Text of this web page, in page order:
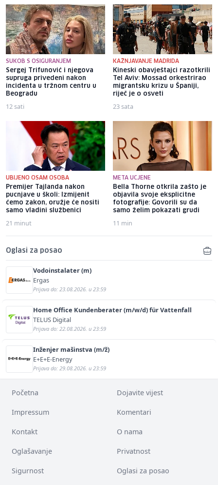
SUKOB S OSIGURANJEM
Sergej Trifunović i njegova
supruga privedeni nakon
incidenta u tržnom centru u
Beogradu
12 sati
KAŽNJAVANJE MADRIDA
Kineski obavještajci razotkrili
Tel Aviv: Mossad orkestrirao
migrantsku krizu u Španiji,
riječ je o osveti
23 sata
UBIJENO OSAM OSOBA
Premijer Tajlanda nakon
pucnjave u školi: Izmijenit
ćemo zakon, oružje će nositi
samo vladini službenici
21 minut
META UCJENE
Bella Thorne otkrila zašto je
objavila svoje eksplicitne
fotografije: Govorili su da
samo želim pokazati grudi
11 min
Oglasi za posao
Vodoinstalater (m)
Ergas
Prijava do: 23.08.2026. u 23:59
Home Office Kundenberater (m/w/d) für Vattenfall
TELUS Digital
Prijava do: 22.08.2026. u 23:59
Inženjer mašinstva (m/ž)
E+E+E-Energy
Prijava do: 29.08.2026. u 23:59
Početna Dojavite vijest
Impressum Komentari
Kontakt O nama
Oglašavanje Privatnost
Sigurnost Oglasi za posao